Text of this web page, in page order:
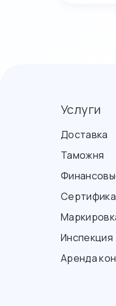
Услуги
Доставка
Таможня
Инспекция
Аренда